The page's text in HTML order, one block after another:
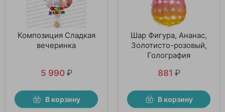
Композиция Сладкая
вечеринка
5 990 ₽
В корзину
Шар Фигура, Ананас,
Золотисто-розовый,
Голография
881 ₽
В корзину